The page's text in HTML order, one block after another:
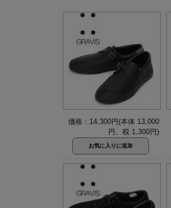
価格：14,300円(本体 13,000
円、税 1,300円)